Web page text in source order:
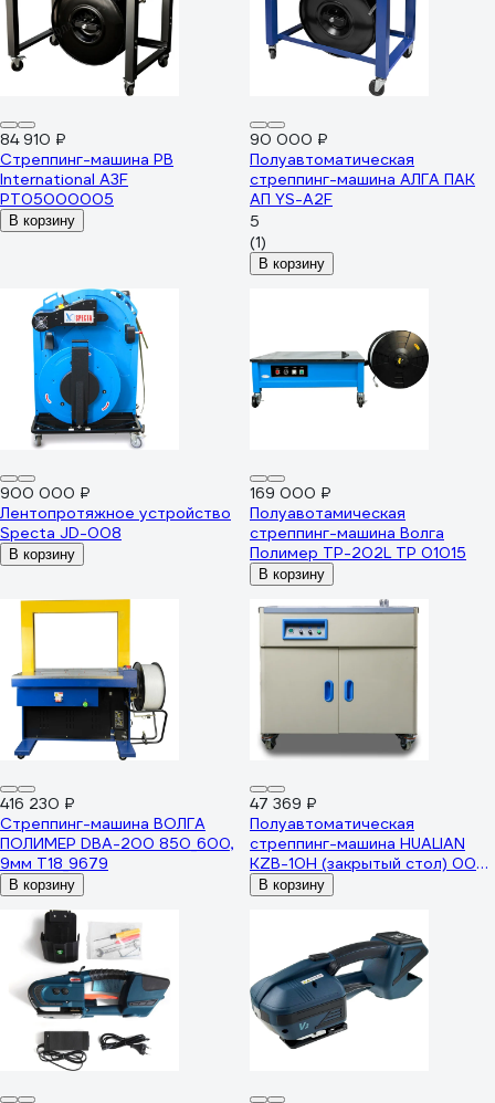
84 910 ₽
Стреппинг-машина PB
International A3F
PT05000005
В корзину
90 000 ₽
Полуавтоматическая
стреппинг-машина АЛГА ПАК
АП YS-A2F
5
(1)
В корзину
900 000 ₽
Лентопротяжное устройство
Specta JD-008
В корзину
169 000 ₽
Полуавотамическая
стреппинг-машина Волга
Полимер ТР-202L ТP 01015
В корзину
416 230 ₽
Стреппинг-машина ВОЛГА
ПОЛИМЕР DBA-200 850_600,
9мм Т18_9679
В корзину
47 369 ₽
Полуавтоматическая
стреппинг-машина HUALIAN
KZB-10H (закрытый стол) 00-
00004612
В корзину